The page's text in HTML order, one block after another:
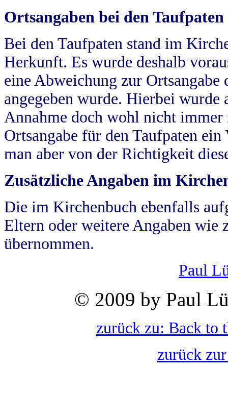
Ortsangaben bei den Taufpaten
Bei den Taufpaten stand im
Herkunft. Es wurde deshalb
eine Abweichung zur
angegeben wurde. Hierbei wurde
Annahme doch wohl nicht
Ortsangabe für den Taufpaten
man aber von der Richtigkeit
Zusätzliche Angaben im
Die im Kirchenbuch ebenfalls
Eltern oder weitere Angaben wie
übernommen.
Paul
© 2009 by Paul
zurück zu: Back to
zurück